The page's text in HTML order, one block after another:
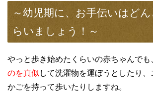
～幼児期に、お手伝いはど
らいましょう！～
やっと歩き始めたくらいの赤ちゃんでも
のを真似 して洗濯物を運ぼうとしたり
かごを持って歩いたりしますね。